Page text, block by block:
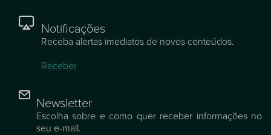
Notificações
Receba alertas imediatos de novos conteúdos.
Receber
Newsletter
Escolha sobre e como quer receber informações no
seu e-mail.